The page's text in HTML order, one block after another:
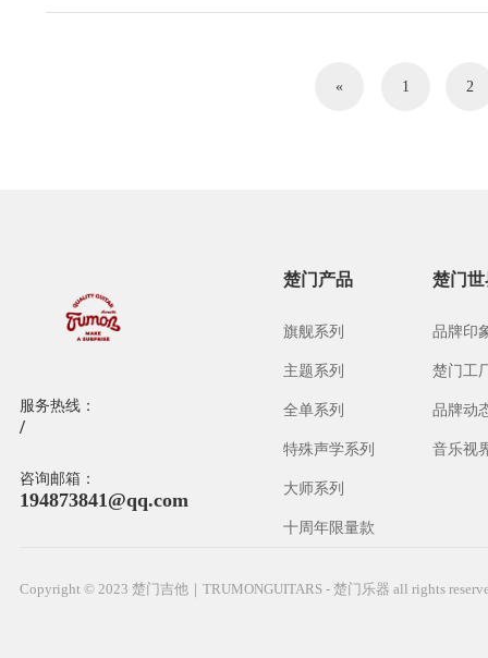
« 1 2
服务热线：
/
咨询邮箱：
194873841@qq.com
楚门产品
旗舰系列
主题系列
全单系列
特殊声学系列
大师系列
十周年限量款
楚门
品牌印
楚门工
品牌动
音乐视
Copyright © 2023 楚门吉他｜TRUMONGUITARS - 楚门乐器 all rights